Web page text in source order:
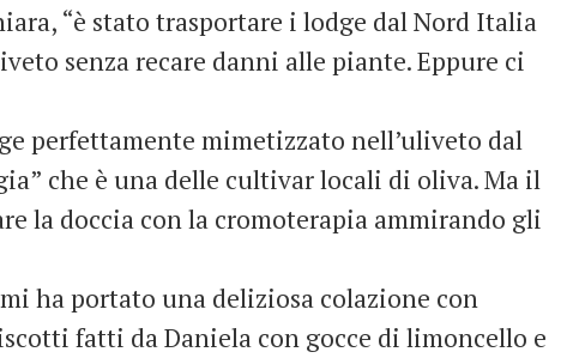
“è stato trasportare i lodge dal Nord Italia
senza recare danni alle piante. Eppure ci
perfettamente mimetizzato nell’uliveto dal
che è una delle cultivar locali di oliva. Ma il
la doccia con la cromoterapia ammirando gli
ha portato una deliziosa colazione con
fatti da Daniela con gocce di limoncello e